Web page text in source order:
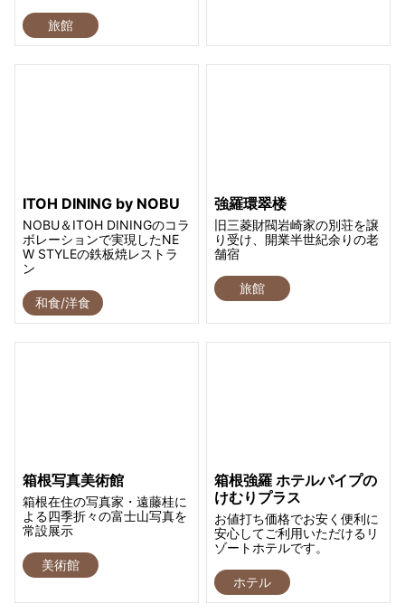
旅館
ITOH DINING by NOBU
NOBU＆ITOH DININGのコラ
ボレーションで実現したNE
W STYLEの鉄板焼レストラ
ン
和食/洋食
強羅環翠楼
旧三菱財閥岩崎家の別荘を譲
り受け、開業半世紀余りの老
舗宿
旅館
箱根写真美術館
箱根在住の写真家・遠藤桂に
よる四季折々の富士山写真を
常設展示
美術館
箱根強羅 ホテルパイプの
けむりプラス
お値打ち価格でお安く便利に
安心してご利用いただけるリ
ゾートホテルです。
ホテル